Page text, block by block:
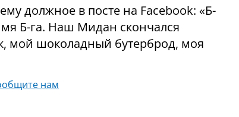
должное в посте на Facebook: «Б-
Б-га. Наш Мидан скончался
мой шоколадный бутерброд, моя
нам